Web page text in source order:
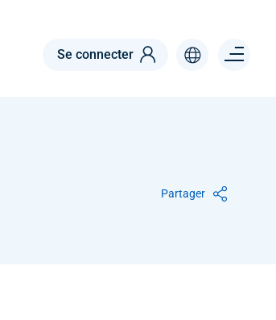
Se connecter Menu right
Partager